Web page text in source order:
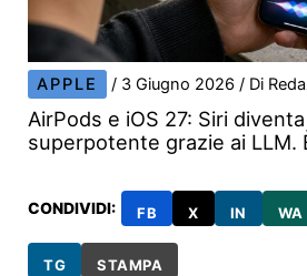
APPLE / 3 Giugno 2026/ Di
AirPods e iOS 27: Siri diventa
superpotente grazie ai LLM.
CONDIVIDI: FB X IN WA
TG STAMPA